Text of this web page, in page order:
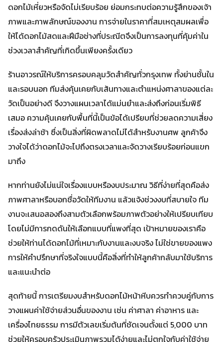
ดอกไม้เหี่ยวหรือจัดไม่เรียบร้อย ย่อมกระทบต่อความรู้สึกของเจ้า
ภาพและภาพลักษณ์ของงาน การจ่ายในราคาที่สมเหตุสมผลเพื่อ
ให้ได้ดอกไม้สดและฝีมือช่างที่ประณีตจึงเป็นการลงทุนที่คุ้มค่าใน
ช่วงเวลาสำคัญที่เกิดขึ้นเพียงครั้งเดียว
ร้านอาวรณ์ให้บริการครอบคลุมวัดสำคัญทั่วกรุงเทพ ทั้งย่านชั้นใน
และรอบนอก ทีมส่งคุ้นเคยกับเส้นทางและตำแหน่งศาลาของแต่ละ
วัดเป็นอย่างดี จึงวางแผนเวลาได้แม่นยำและส่งถึงก่อนเริ่มพิธี
เสมอ ความคุ้นเคยกับพื้นที่นี้เป็นข้อได้เปรียบที่ช่วยลดความเสี่ยง
เรื่องส่งล่าช้า ซึ่งเป็นสิ่งที่ผิดพลาดไม่ได้สำหรับงานศพ ลูกค้าจึง
วางใจได้ว่าดอกไม้จะไปถึงตรงเวลาและจัดวางเรียบร้อยก่อนแขก
มาถึง
หากท่านยังไม่แน่ใจเรื่องแบบหรืองบประมาณ วิธีที่ง่ายที่สุดคือส่ง
ภาพศาลาหรือบอกชื่อวัดให้ทีมงาน แล้วแจ้งช่วงงบที่สบายใจ ทีม
งานจะเสนอสองถึงสามตัวเลือกพร้อมภาพตัวอย่างให้เปรียบเทียบ
โดยไม่มีการกดดันให้เลือกแบบที่แพงที่สุด เป้าหมายของเราคือ
ช่วยให้ท่านได้ดอกไม้ที่เหมาะกับงานและงบจริง ไม่ใช่ขายของแพง
การให้คำปรึกษาที่จริงใจแบบนี้คือสิ่งที่ทำให้ลูกค้ากลับมาใช้บริการ
และแนะนำต่อ
สุดท้ายนี้ การเตรียมงบสำหรับดอกไม้หน้าหีบควรทำควบคู่กับการ
วางแผนค่าใช้จ่ายส่วนอื่นของงาน เช่น ค่าศาลา ค่าอาหาร และ
เครื่องไทยธรรม การมีตัวเลขเริ่มต้นที่ชัดเจนตั้งแต่ 5,000 บาท
ช่วยให้ครอบครัวประเมินภาพรวมได้ง่ายและไม่ตกใจกับค่าใช้จ่าย